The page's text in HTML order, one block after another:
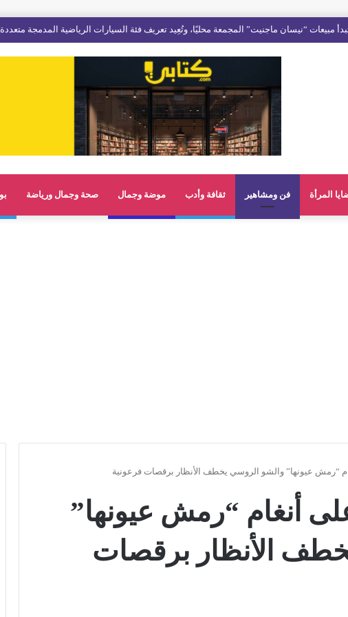
المرأة فن ومشاهير ثقافة وأدب موضة وجمال صحة وجمال ورياضة
“رمش عيونها” والشو الروسي يخطف الأنظار برقصات فرعونية
أنغام “رمش عيونها”
الأنظار برقصات